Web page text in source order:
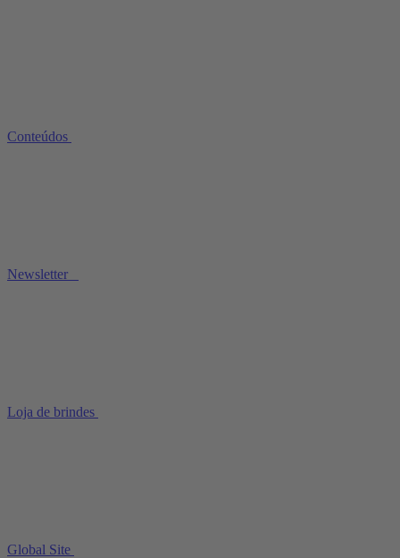
Conteúdos
Newsletter
Loja de brindes
Global Site